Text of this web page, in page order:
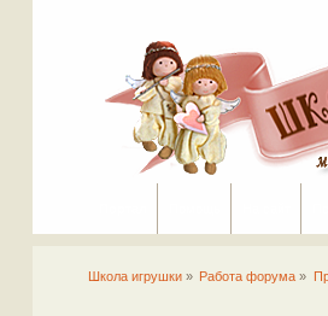
Школа игрушки » Работа форума »